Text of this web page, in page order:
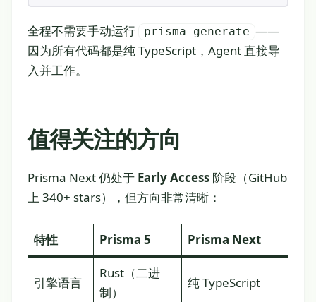
全程不需要手动运行 prisma generate ——
因为所有代码都是纯 TypeScript，Agent 直接导
入并工作。
值得关注的方向
Prisma Next 仍处于 Early Access 阶段（GitHub
上 340+ stars），但方向非常清晰：
特性 Prisma 5 Prisma Next
引擎语言
Rust（二进
制）
纯 TypeScript